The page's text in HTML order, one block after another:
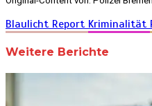
Blaulicht Report Kriminalität
Weitere Berichte